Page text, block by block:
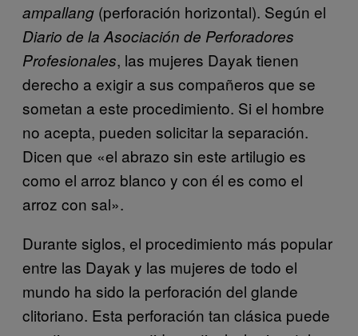
ampallang (perforación horizontal). Según el
Diario de la Asociación de Perforadores
Profesionales, las mujeres Dayak tienen
derecho a exigir a sus compañeros que se
sometan a este procedimiento. Si el hombre
no acepta, pueden solicitar la separación.
Dicen que «el abrazo sin este artilugio es
como el arroz blanco y con él es como el
arroz con sal».
Durante siglos, el procedimiento más popular
entre las Dayak y las mujeres de todo el
mundo ha sido la perforación del glande
clitoriano. Esta perforación tan clásica puede